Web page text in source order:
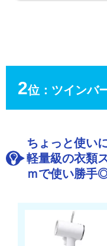
2位：ツインバ
ちょっと使い
軽量級の衣類
ｍで使い勝手